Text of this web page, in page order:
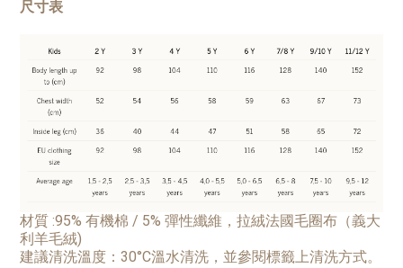
尺寸表
材質 :95% 有機棉 / 5% 彈性纖維，拉絨法國毛圈布（義大
利羊毛絨)
建議清洗溫度：30°C溫水清洗，並參閱標籤上清洗方式。